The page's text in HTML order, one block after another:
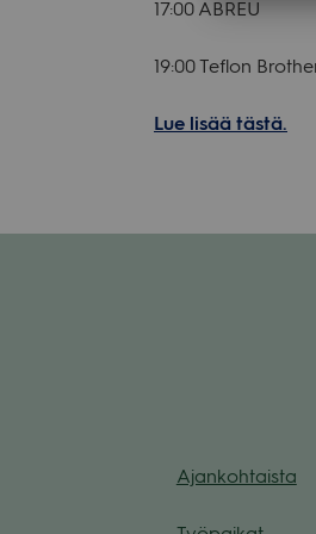
17:00 ABREU
19:00 Teflon
Lue lisää tästä.
Ajan­koh­taista